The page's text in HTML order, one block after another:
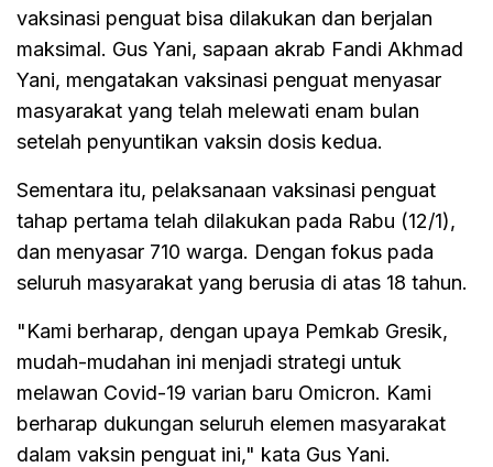
vaksinasi penguat bisa dilakukan dan berjalan
maksimal. Gus Yani, sapaan akrab Fandi Akhmad
Yani, mengatakan vaksinasi penguat menyasar
masyarakat yang telah melewati enam bulan
setelah penyuntikan vaksin dosis kedua.
Sementara itu, pelaksanaan vaksinasi penguat
tahap pertama telah dilakukan pada Rabu (12/1),
dan menyasar 710 warga. Dengan fokus pada
seluruh masyarakat yang berusia di atas 18 tahun.
"Kami berharap, dengan upaya Pemkab Gresik,
mudah-mudahan ini menjadi strategi untuk
melawan Covid-19 varian baru Omicron. Kami
berharap dukungan seluruh elemen masyarakat
dalam vaksin penguat ini," kata Gus Yani.